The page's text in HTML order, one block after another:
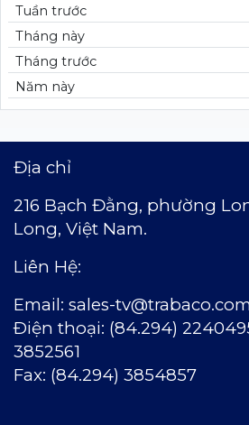
Tuần trước
Tháng này
Tháng trước
Năm này
Địa chỉ
216 Bạch Đằng, phường
Long, Việt Nam.
Liên Hệ:
Email: sales-
Ðiện thoại: (84.294)
3852561
Fax: (84.294) 3854857